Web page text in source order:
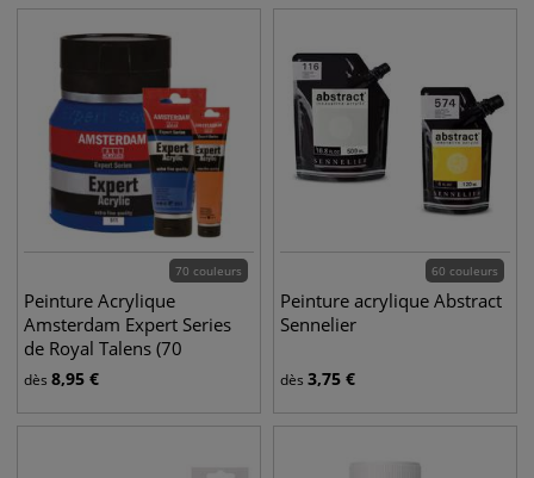
70 couleurs
Peinture Acrylique
Amsterdam Expert Series
de Royal Talens (70
couleurs)
dès 8,95 €
60 couleurs
Peinture acrylique Abstract
Sennelier
dès 3,75 €